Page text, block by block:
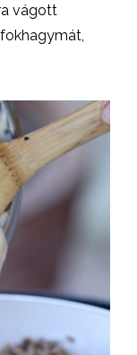
vágott